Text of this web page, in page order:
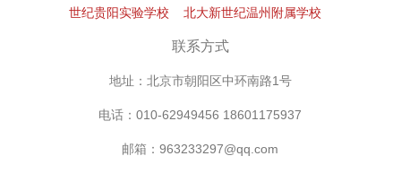
世纪贵阳实验学校
北大新世纪温州附属学校
联系方式
地址：北京市朝阳区中环南路1号
电话：010-62949456 18601175937
邮箱：963233297@qq.com